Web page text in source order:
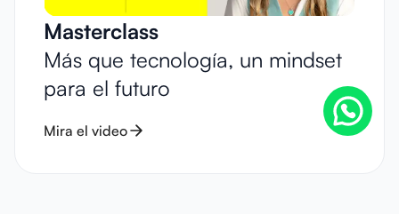
Masterclass
Más que tecnología, un mindset
para el futuro
Mira el video